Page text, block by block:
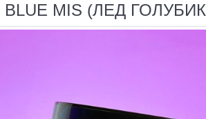
BLUE MIS (ЛЕД